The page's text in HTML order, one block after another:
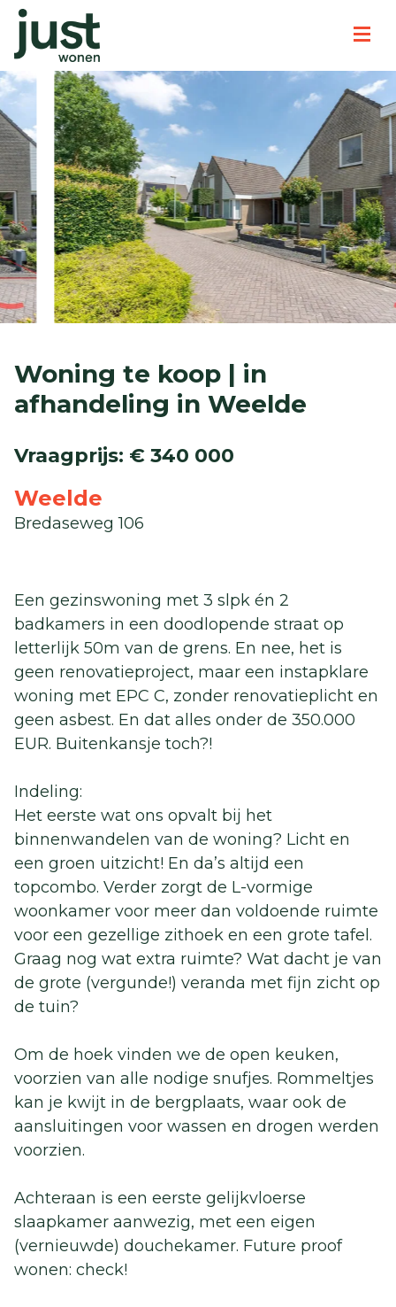
Woning te koop | in
afhandeling in Weelde
Vraagprijs: € 340 000
Weelde
Bredaseweg 106
Een gezinswoning met 3 slpk én 2
badkamers in een doodlopende straat op
letterlijk 50m van de grens. En nee, het is
geen renovatieproject, maar een instapklare
woning met EPC C, zonder renovatieplicht en
geen asbest. En dat alles onder de 350.000
EUR. Buitenkansje toch?!
Indeling:
Het eerste wat ons opvalt bij het
binnenwandelen van de woning? Licht en
een groen uitzicht! En da’s altijd een
topcombo. Verder zorgt de L-vormige
woonkamer voor meer dan voldoende ruimte
voor een gezellige zithoek en een grote tafel.
Graag nog wat extra ruimte? Wat dacht je van
de grote (vergunde!) veranda met fijn zicht op
de tuin?
Om de hoek vinden we de open keuken,
voorzien van alle nodige snufjes. Rommeltjes
kan je kwijt in de bergplaats, waar ook de
aansluitingen voor wassen en drogen werden
voorzien.
Achteraan is een eerste gelijkvloerse
slaapkamer aanwezig, met een eigen
(vernieuwde) douchekamer. Future proof
wonen: check!